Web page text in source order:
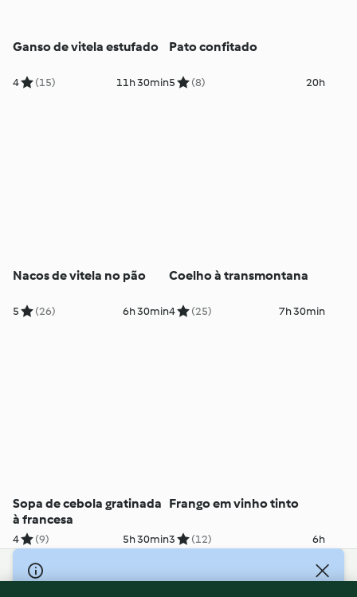
Ganso de vitela estufado
4 (15) 11h 30min
Pato confitado
5 (8) 20h
Nacos de vitela no pão
5 (26) 6h 30min
Coelho à transmontana
4 (25) 7h 30min
Sopa de cebola gratinada
à francesa
4 (9) 5h 30min
Frango em vinho tinto
3 (12) 6h
© Copyright 2026